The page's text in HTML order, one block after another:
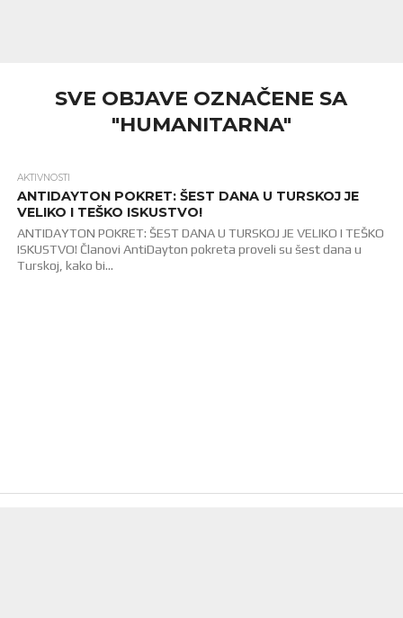
SVE OBJAVE OZNAČENE SA
"HUMANITARNA"
AKTIVNOSTI
ANTIDAYTON POKRET: ŠEST DANA U TURSKOJ JE
VELIKO I TEŠKO ISKUSTVO!
ANTIDAYTON POKRET: ŠEST DANA U TURSKOJ JE VELIKO I TEŠKO
ISKUSTVO! Članovi AntiDayton pokreta proveli su šest dana u
Turskoj, kako bi...